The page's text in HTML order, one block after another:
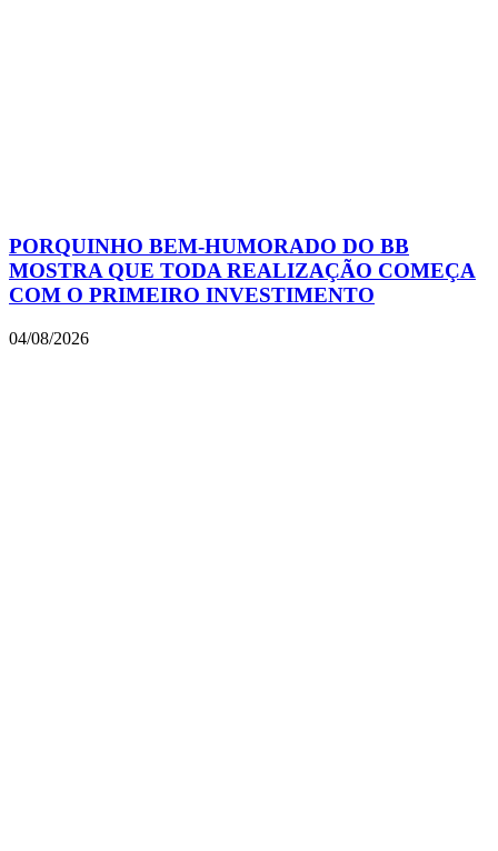
PORQUINHO BEM-HUMORADO DO BB
MOSTRA QUE TODA REALIZAÇÃO COMEÇA
COM O PRIMEIRO INVESTIMENTO
04/08/2026